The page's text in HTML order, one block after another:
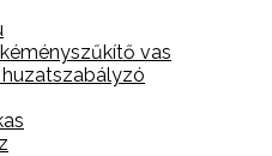
vas